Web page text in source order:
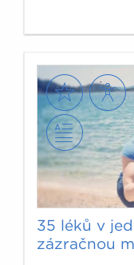
35 léků v
zázračnou